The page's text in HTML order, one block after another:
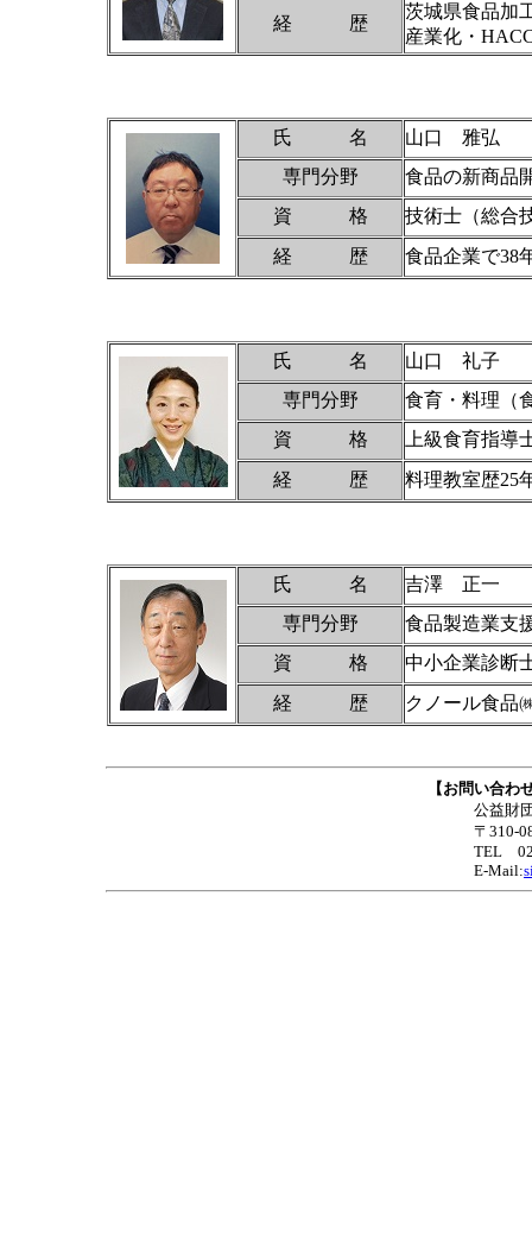
経 歴
茨城県食品加
産業化・
氏 名
山口 雅弘
専門分野
食品の新商品
資 格
技術士（総合
経 歴
食品企業で38
氏 名
山口 礼子
専門分野
食育・料理（
資 格
上級食育指導
経 歴
料理教室歴25
氏 名
吉澤 正一
専門分野
食品製造業支
資 格
中小企業診断
経 歴
クノール食品
【お問い合わせ及び申
公益財団法人いばらき中小企業グ
〒310-0801 茨城県水戸市桜川
TEL 029-224-5317 FAX
E-Mail: